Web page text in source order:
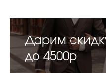
Дарим
до 4500р